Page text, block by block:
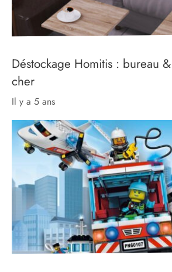
Déstockage Homitis : bureau
cher
il y a 5 ans